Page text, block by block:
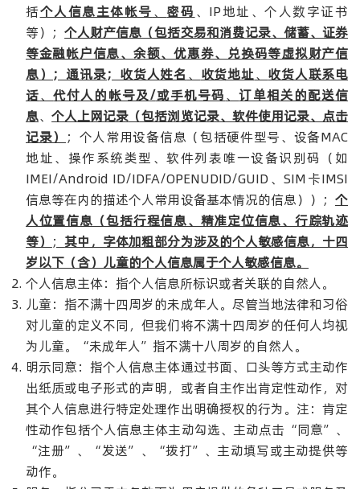
括个人信息主体帐号、 密码 、IP地址、个人数字证书
等）；个人财产信息（包括交易和消费记录、储蓄、证券
等金融帐户信息、余额、优惠券、兑换码等虚拟财产信
息）；通讯录；收货人姓名 、 收货地址、 收货人联系电
话、代付人的帐号及/或手机号码、订单相关的配送信
息、个人上网记录（包括浏览记录、软件使用记录、点击
记录） ；个人常用设备信息（包括硬件型号、设备MAC
地址、操作系统类型、软件列表唯一设备识别码（如
IMEI/Android ID/IDFA/OPENUDID/GUID、SIM卡IMSI
信息等在内的描述个人常用设备基本情况的信息））； 个
人位置信息（包括行程信息、精准定位信息、行踪轨迹
等） ；其中，字体加粗部分为涉及的个人敏感信息，十四
岁以下（含）儿童的个人信息属于个人敏感信息。
个人信息主体：指个人信息所标识或者关联的自然人。
儿童：指不满十四周岁的未成年人。尽管当地法律和习俗
对儿童的定义不同，但我们将不满十四周岁的任何人均视
为儿童。“未成年人”指不满十八周岁的自然人。
明示同意：指个人信息主体通过书面、口头等方式主动作
出纸质或电子形式的声明，或者自主作出肯定性动作，对
其个人信息进行特定处理作出明确授权的行为。注：肯定
性动作包括个人信息主体主动勾选、主动点击“同意”、
“注册”、“发送”、“拨打”、主动填写或主动提供等
动作。